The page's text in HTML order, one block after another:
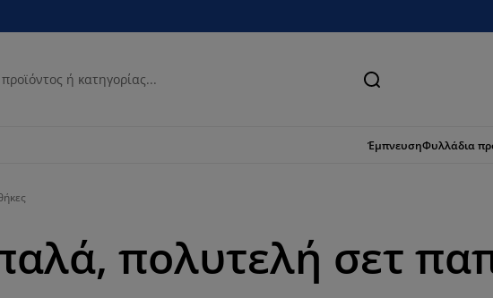
Αναζήτηση
ΈμπνευσηΦυλλάδια
πολυτελή σετ